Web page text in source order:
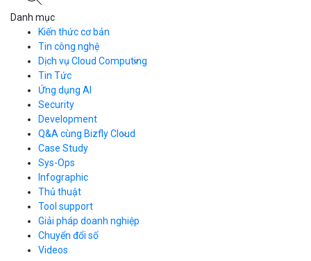
Danh mục
Kiến thức cơ bản
Tin công nghệ
Dịch vụ Cloud Computing
Cloud Server
CDN
Load Balancer
Auto Scaling
Container Registry
Kubernetes
Cloud Database
Call Center
Business Email
Simple Storage
VOD
VPN
Traffic Manager
Cloud VPS
Tin Tức
Ứng dụng AI
Security
Development
Q&A cùng Bizfly Cloud
Q&A về Bizfly Cloud Server
Thao tác kết nối tới server
Videos
Q&A về Bizfly Business Email
Videos
Case Study
Sys-Ops
Infographic
Thủ thuật
Tool support
Giải pháp doanh nghiệp
Chuyển đổi số
Videos